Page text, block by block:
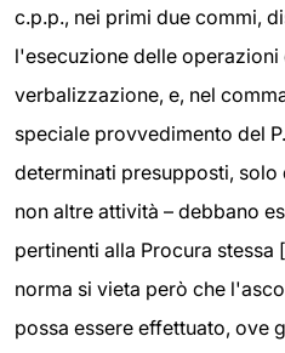
c.p.p., nei primi due commi,
l'esecuzione delle operazioni
verbalizzazione, e, nel
speciale provvedimento del
determinati presupposti, solo
non altre attività – debbano
pertinenti alla Procura
norma si vieta però che
possa essere effettuato, ove